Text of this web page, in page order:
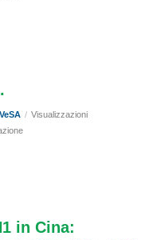
/ Visualizzazioni
in Cina: